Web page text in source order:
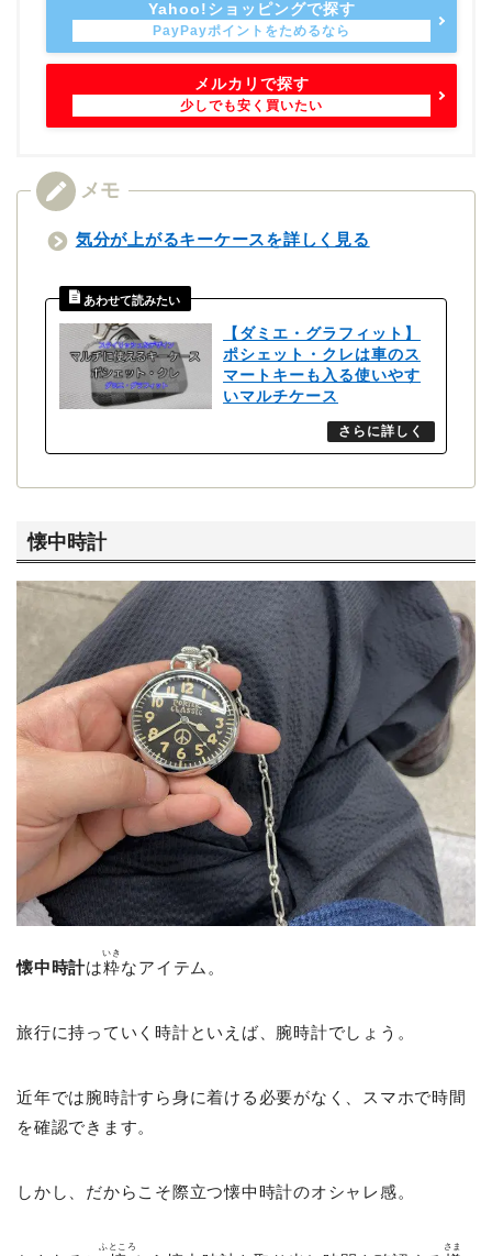
Yahoo!ショッピングで探す
メルカリで探す
気分が上がるキーケースを詳しく見る
【ダミエ・グラフィット】
ポシェット・クレは車のス
マートキーも入る使いやす
いマルチケース
懐中時計
懐中時計は粋
いき
なアイテム。
旅行に持っていく時計といえば、腕時計でしょう。
近年では腕時計すら身に着ける必要がなく、スマホで時間
を確認できます。
しかし、だからこそ際立つ懐中時計のオシャレ感。
ふところ さま